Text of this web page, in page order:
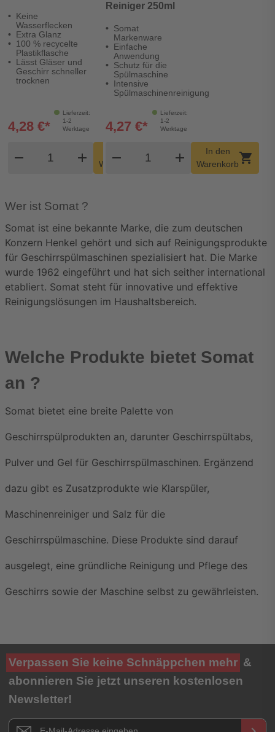
Keine
Wasserflecken
Extra Glanz
100 % recycelte
Plastikflasche
Lässt Gläser und
Geschirr schneller
trocknen
Lieferzeit:
1-2
Werktage
4,28 €*
remove add
Warenkorb
shopping_cart
Reiniger 250ml
Somat
Markenware
Einfache
Anwendung
Schutz für die
Spülmaschine
Intensive
Spülmaschinenreinigung
Lieferzeit:
1-2
Werktage
4,27 €*
remove
Produkt Warenkorb
add
In den
Warenkorbshopping_cart
Wer ist Somat ?
Somat ist eine bekannte Marke, die zum deutschen
Konzern Henkel gehört und sich auf Reinigungsprodukte
für Geschirrspülmaschinen spezialisiert hat. Die Marke
wurde 1962 eingeführt und hat sich seither international
etabliert. Somat steht für innovative und effektive
Reinigungslösungen im Haushaltsbereich.
Welche Produkte bietet Somat
an ?
Somat bietet eine breite Palette von
Geschirrspülprodukten an, darunter Geschirrspültabs,
Pulver und Gel für Geschirrspülmaschinen. Ergänzend
dazu gibt es Zusatzprodukte wie Klarspüler,
Maschinenreiniger und Salz für die
Geschirrspülmaschine. Diese Produkte sind darauf
ausgelegt, eine gründliche Reinigung und Pflege des
Geschirrs sowie der Maschine selbst zu gewährleisten.
Verpassen Sie keine Schnäppchen mehr &
abonnieren Sie jetzt unseren kostenlosen
Newsletter!
Newsletter E-Mail Adresse